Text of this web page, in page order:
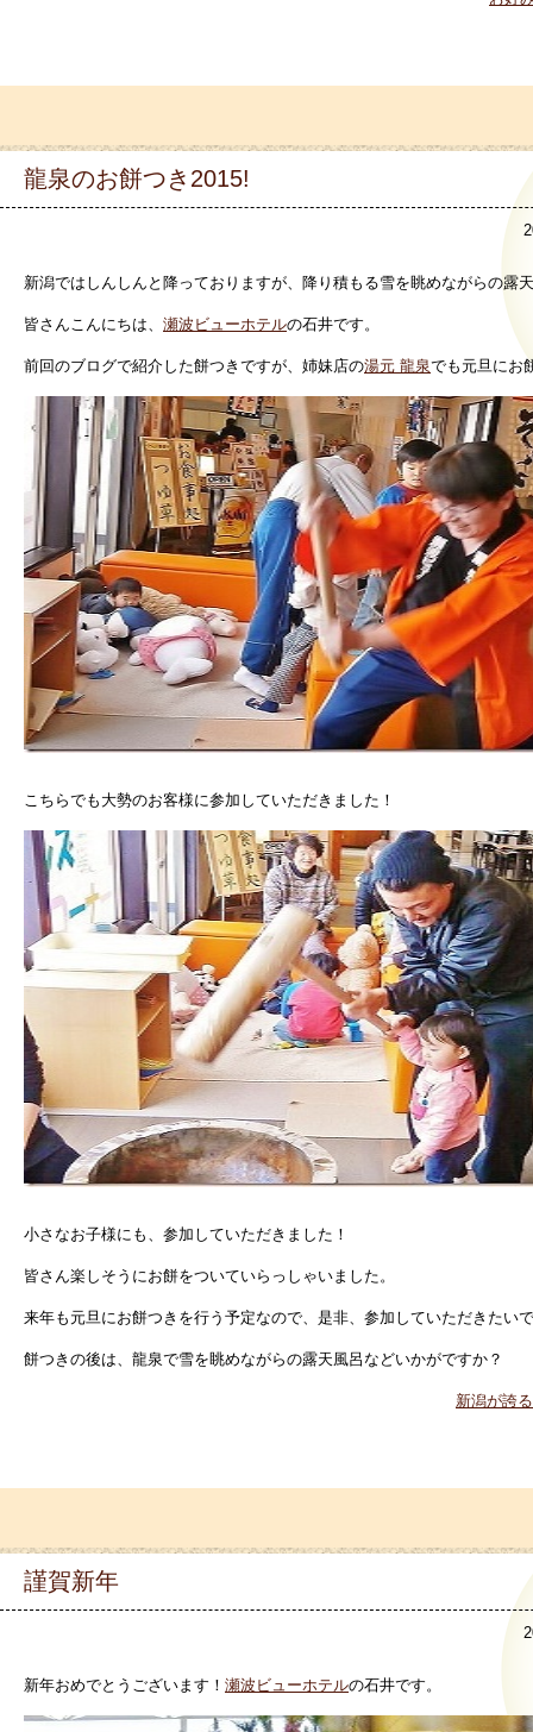
龍泉のお餅つき2015!
新潟ではしんしんと降っておりますが、降り積もる雪を眺めながらの露
皆さんこんにちは、 瀬波ビューホテルの石井です。
前回のブログで紹介した餅つきですが、姉妹店の湯元 龍泉でも元旦にお
こちらでも大勢のお客様に参加していただきました！
小さなお子様にも、参加していただきました！
皆さん楽しそうにお餅をついていらっしゃいました。
来年も元旦にお餅つきを行う予定なので、是非、参加していただきたい
餅つきの後は、龍泉で雪を眺めながらの露天風呂などいかがですか？
新潟が誇
謹賀新年
新年おめでとうございます！ 瀬波ビューホテルの石井です。